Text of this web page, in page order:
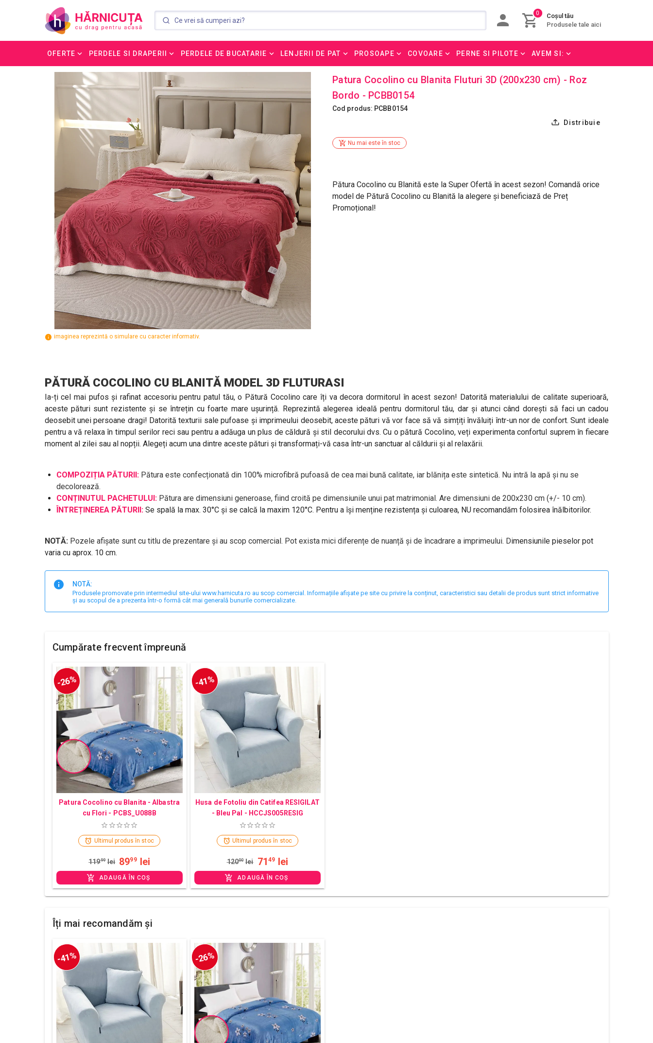
0
Coșul tău
Produsele tale aici
OFERTE PERDELE SI DRAPERII PERDELE DE BUCATARIE LENJERII DE PAT PROSOAPE COVOARE PERNE SI PILOTE AVEM SI:
imaginea reprezintă o simulare cu caracter informativ.
Patura Cocolino cu Blanita Fluturi 3D (200x230 cm) - Roz
Bordo - PCBB0154
Cod produs: PCBB0154
Distribuie
Nu mai este în stoc
Pătura Cocolino cu Blanită este la Super Ofertă în acest sezon! Comandă orice
model de Pătură Cocolino cu Blanită la alegere și beneficiază de Preț
Promoțional!
PĂTURĂ COCOLINO CU BLANITĂ MODEL 3D FLUTURASI
Ia-ți cel mai pufos și rafinat accesoriu pentru patul tău, o Pătură Cocolino care îți va decora dormitorul în acest sezon! Datorită materialului de calitate superioară,
aceste pături sunt rezistente și se întrețin cu foarte mare ușurință. Reprezintă alegerea ideală pentru dormitorul tău, dar și atunci când dorești să faci un cadou
deosebit unei persoane dragi! Datorită texturii sale pufoase și imprimeului deosebit, aceste pături vă vor face să vă simțiți învăluiți într-un nor de confort. Sunt ideale
pentru a vă relaxa în timpul serilor reci sau pentru a adăuga un plus de căldură și stil decorului dvs. Cu o pătură Cocolino, veți experimenta confortul suprem în fiecare
moment al zilei sau al nopții. Alegeți acum una dintre aceste pături și transformați-vă casa într-un sanctuar al căldurii și al relaxării.
COMPOZIȚIA PĂTURII: Pătura este confecționată din 100% microfibră pufoasă de cea mai bună calitate, iar blănița este sintetică. Nu intră la apă și nu se
decolorează.
CONȚINUTUL PACHETULUI: Pătura are dimensiuni generoase, fiind croită pe dimensiunile unui pat matrimonial. Are dimensiuni de 200x230 cm (+/- 10 cm).
ÎNTREȚINEREA PĂTURII: Se spală la max. 30°C și se calcă la maxim 120°C. Pentru a își menține rezistența și culoarea, NU recomandăm folosirea înălbitorilor.
NOTĂ: Pozele afișate sunt cu titlu de prezentare și au scop comercial. Pot exista mici diferențe de nuanță și de încadrare a imprimeului. Dimensiunile pieselor pot
varia cu aprox. 10 cm.
NOTĂ:
Produsele promovate prin intermediul site-ului www.harnicuta.ro au scop comercial. Informațiile afișate pe site cu privire la conținut, caracteristici sau detalii de produs sunt strict informative
și au scopul de a prezenta într-o formă cât mai generală bunurile comercializate.
Cumpărate frecvent împreună
-26%
Patura Cocolino cu Blanita - Albastra
cu Flori - PCBS_U088B
Ultimul produs în stoc
11999 lei 8999 lei
ADAUGĂ ÎN COȘ
-41%
Husa de Fotoliu din Catifea RESIGILAT
- Bleu Pal - HCCJS005RESIG
Ultimul produs în stoc
12000 lei 71 49 lei
ADAUGĂ ÎN COȘ
Îți mai recomandăm și
-41% -26%